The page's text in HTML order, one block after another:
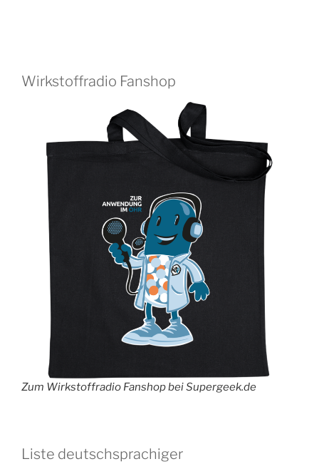
Wirkstoffradio Fanshop
Zum Wirkstoffradio Fanshop bei Supergeek.de
Liste deutschsprachiger